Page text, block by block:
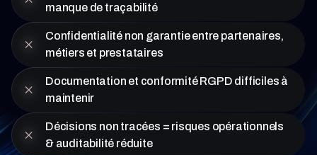
manque de traçabilité
Confidentialité non garantie entre partenaires,
métiers et prestataires
Documentation et conformité RGPD difficiles à
maintenir
Décisions non tracées = risques opérationnels
& auditabilité réduite